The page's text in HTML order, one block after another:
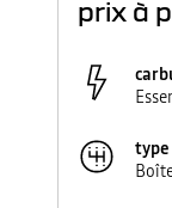
prix à
type